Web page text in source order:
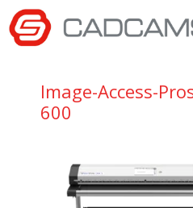
Aller
au
contenu
Image-Access-
600